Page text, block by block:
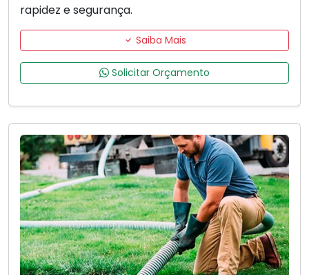
rapidez e segurança.
Saiba Mais
Solicitar Orçamento